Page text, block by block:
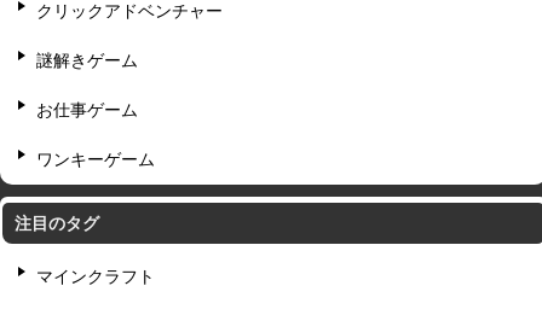
クリックアドベンチャー
謎解きゲーム
お仕事ゲーム
ワンキーゲーム
注目のタグ
マインクラフト